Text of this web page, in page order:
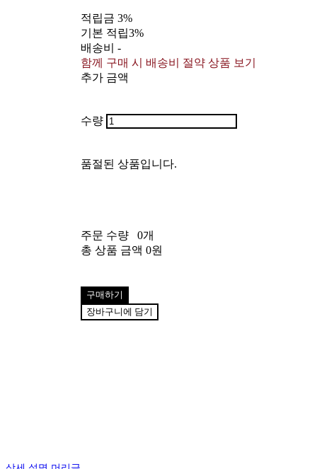
적립금 3%
기본 적립3%
배송비-
함께 구매 시 배송비 절약 상품 보기
추가 금액
수량
품절된 상품입니다.
주문 수량
0개
총 상품 금액 0원
구매하기
장바구니에 담기